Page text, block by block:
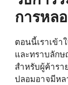
การหล
ตอนนี้เราเข้า
และทราบลัก
สำหรับผู้ค้าร
ปลอมอาจมีห